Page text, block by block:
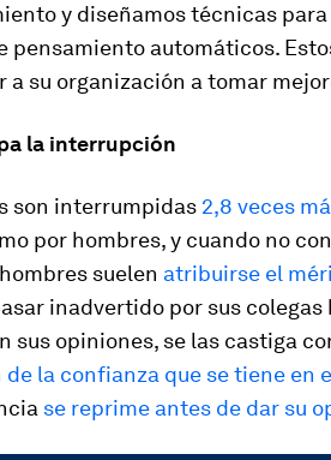
y diseñamos técnicas
pensamiento automáticos.
a su organización a tomar
la interrupción
son interrumpidas 2,8 veces
por hombres, y cuando no
suelen atribuirse el
inadvertido por sus
sus opiniones, se las castiga
la confianza que se tiene en
se reprime antes de dar su